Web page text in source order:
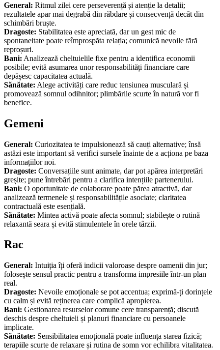
General: Ritmul zilei cere perseverență și atenție la detalii;
rezultatele apar mai degrabă din răbdare și consecvență decât din
schimbări bruște.
Dragoste: Stabilitatea este apreciată, dar un gest mic de
spontaneitate poate reîmprospăta relația; comunică nevoile fără
reproșuri.
Bani: Analizează cheltuielile fixe pentru a identifica economii
posibile; evită asumarea unor responsabilități financiare care
depășesc capacitatea actuală.
Sănătate: Alege activități care reduc tensiunea musculară și
promovează somnul odihnitor; plimbările scurte în natură vor fi
benefice.
Gemeni
General: Curiozitatea te impulsionează să cauți alternative; însă
astăzi este important să verifici sursele înainte de a acționa pe baza
informațiilor noi.
Dragoste: Conversațiile sunt animate, dar pot apărea interpretări
greșite; pune întrebări pentru a clarifica intențiile partenerului.
Bani: O oportunitate de colaborare poate părea atractivă, dar
analizează termenele și responsabilitățile asociate; claritatea
contractuală este esențială.
Sănătate: Mintea activă poate afecta somnul; stabilește o rutină
relaxantă seara și evită stimulentele în orele târzii.
Rac
General: Intuiția îți oferă indicii valoroase despre oamenii din jur;
folosește sensul practic pentru a transforma impresiile într-un plan
real.
Dragoste: Nevoile emoționale se pot accentua; exprimă-ți dorințele
cu calm și evită reținerea care complică apropierea.
Bani: Gestionarea resurselor comune cere transparență; discută
deschis despre cheltuieli și planuri financiare cu persoanele
implicate.
Sănătate: Sensibilitatea emoțională poate influența starea fizică;
terapiile scurte de relaxare și rutina de somn vor echilibra vitalitatea.